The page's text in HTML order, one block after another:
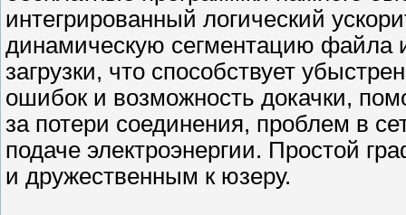
интегрированный логический
динамическую сегментацию файла
загрузки, что способствует
ошибок и возможность докачки,
за потери соединения, проблем в
подаче электроэнергии. Простой
и дружественным к юзеру.